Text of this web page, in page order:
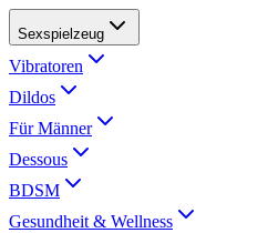
Sexspielzeug
Vibratoren
Dildos
Für Männer
Dessous
BDSM
Gesundheit & Wellness